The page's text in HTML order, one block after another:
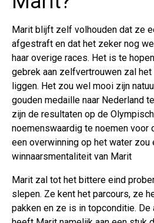
Marit blijft zelf volhouden dat ze
afgestraft en dat het zeker nog
haar overige races. Het is te
gebrek aan zelfvertrouwen zal
liggen. Het zou wel mooi zijn
gouden medaille naar Nederland
zijn de resultaten op de
noemenswaardig te noemen voor
een overwinning op het water zou
winnaarsmentaliteit van Marit
Marit zal tot het bittere eind
slepen. Ze kent het parcours, ze
pakken en ze is in topconditie. De